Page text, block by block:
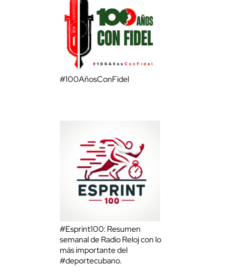
#100AñosConFidel
#Esprint100: Resumen
semanal de Radio Reloj con lo
más importante del
#deportecubano.